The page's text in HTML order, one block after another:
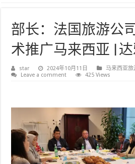
部长：法国旅游公
术推广马来西亚 |
star 2024年10月11日
马来西亚旅
Leave a comment
425 Views